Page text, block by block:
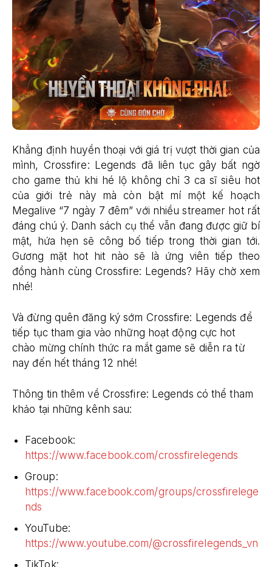
Khẳng định huyền thoại với giá trị vượt thời gian của
mình, Crossfire: Legends đã liên tục gây bất ngờ
cho game thủ khi hé lộ không chỉ 3 ca sĩ siêu hot
của giới trẻ này mà còn bật mí một kế hoạch
Megalive “7 ngày 7 đêm” với nhiều streamer hot rất
đáng chú ý. Danh sách cụ thể vẫn đang được giữ bí
mật, hứa hẹn sẽ công bố tiếp trong thời gian tới.
Gương mặt hot hit nào sẽ là ứng viên tiếp theo
đồng hành cùng Crossfire: Legends? Hãy chờ xem
nhé!
Và đừng quên đăng ký sớm Crossfire: Legends để
tiếp tục tham gia vào những hoạt động cực hot
chào mừng chính thức ra mắt game sẽ diễn ra từ
nay đến hết tháng 12 nhé!
Thông tin thêm về Crossfire: Legends có thể tham
khảo tại những kênh sau:
Facebook:
https://www.facebook.com/crossfirelegends
Group:
https://www.facebook.com/groups/crossfirelege
nds
YouTube:
https://www.youtube.com/@crossfirelegends_vn